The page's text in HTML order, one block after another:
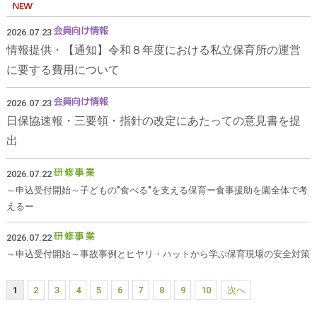
2026.07.23
情報提供・【通知】令和８年度における私立保育所の運営
に要する費用について
2026.07.23
日保協速報・三要領・指針の改定にあたっての意見書を提
出
2026.07.22
～申込受付開始～子どもの"食べる"を支える保育ー食事援助を園全体で考
えるー
2026.07.22
～申込受付開始～事故事例とヒヤリ・ハットから学ぶ保育現場の安全対策
1 2 3 4 5 6 7 8 9 10 次へ